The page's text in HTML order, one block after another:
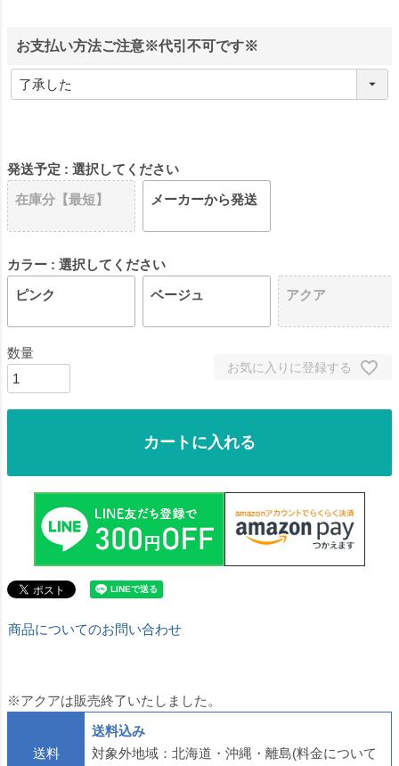
お支払い方法ご注意※代引不可です※
発送予定
選択してください
在庫分【最短】
メーカーから発送
カラー
選択してください
ピンク
ベージュ アクア
お気に入りに登録する
カートに入れる
商品についてのお問い合わせ
※アクアは販売終了いたしました。
送料
送料込み
対象外地域：北海道・沖縄・離島(料金について